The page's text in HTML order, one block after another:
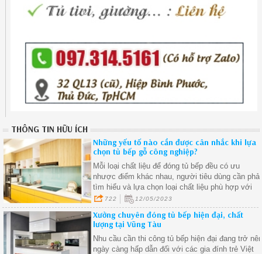
THÔNG TIN HỮU ÍCH
Những yếu tố nào cần được cân nhắc khi lựa
chọn tủ bếp gỗ công nghiệp?
Mỗi loại chất liệu để đóng tủ bếp đều có ưu
nhược điểm khác nhau, người tiêu dùng cần phải
tìm hiểu và lựa chọn loại chất liệu phù hợp với
nhu cầu và sở thích của mình
722 12/05/2023
Xưởng chuyên đóng tủ bếp hiện đại, chất
lượng tại Vũng Tàu
Nhu cầu cần thi công tủ bếp hiện đại đang trở
ngày càng hấp dẫn đối với các gia đính trẻ Việt